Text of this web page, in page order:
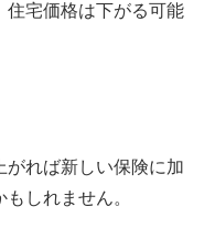
住宅価格は下がる可能
がれば新しい保険に加
しれません。